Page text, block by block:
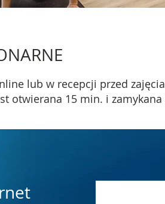
lub w recepcji przed
otwierana 15 min. i